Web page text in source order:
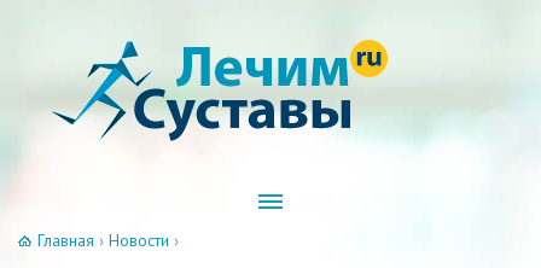
Главная › Новости ›